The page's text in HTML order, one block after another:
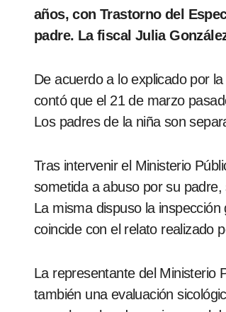
años, con Trastorno del
padre. La fiscal Julia
De acuerdo a lo explicado por
contó que el 21 de marzo
Los padres de la niña son
Tras intervenir el Ministerio
sometida a abuso por su
La misma dispuso la
coincide con el relato realizado
La representante del Ministerio
también una evaluación